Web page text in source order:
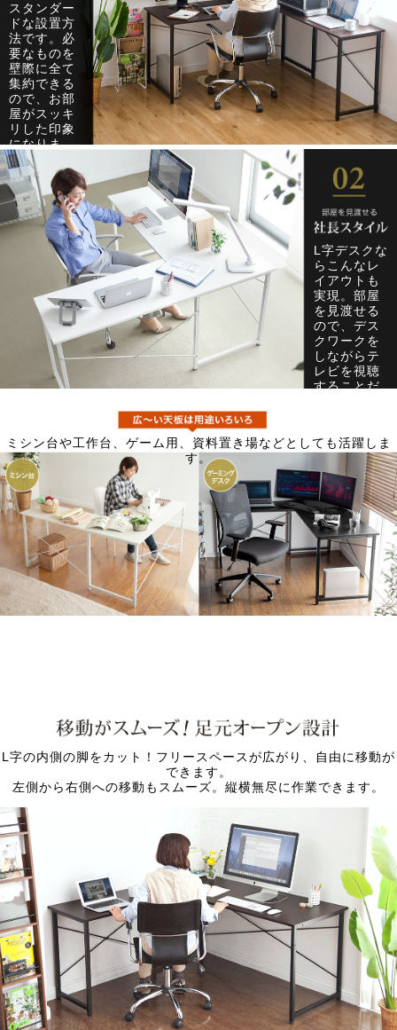
スタンダー
ドな設置方
法です。必
要なものを
壁際に全て
集約できる
ので、お部
屋がスッキ
リした印象
になりま
す。
L字デスクな
らこんなレ
イアウトも
実現。部屋
を見渡せる
ので、デス
クワークを
しながらテ
レビを視聴
することだ
ミシン台や工作台、ゲーム用、資料置き場などとしても活躍しま
す。
L字の内側の脚をカット！フリースペースが広がり、自由に移動が
できます。
左側から右側への移動もスムーズ。縦横無尽に作業できます。